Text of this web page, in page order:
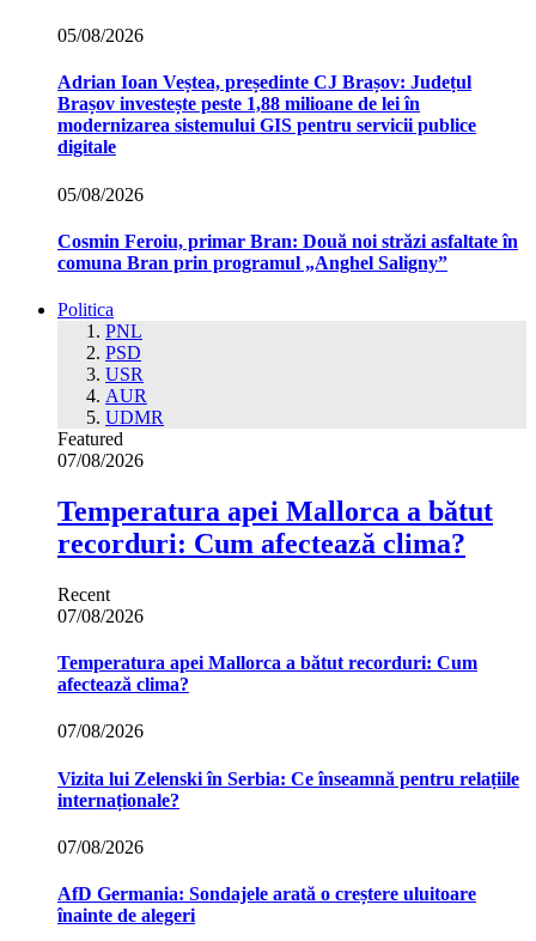
05/08/2026
Adrian Ioan Veștea, președinte CJ Brașov: Județul
Brașov investește peste 1,88 milioane de lei în
modernizarea sistemului GIS pentru servicii publice
digitale
05/08/2026
Cosmin Feroiu, primar Bran: Două noi străzi asfaltate în
comuna Bran prin programul „Anghel Saligny”
Politica
PNL
PSD
USR
AUR
UDMR
Featured
07/08/2026
Temperatura apei Mallorca a bătut
recorduri: Cum afectează clima?
Recent
07/08/2026
Temperatura apei Mallorca a bătut recorduri: Cum
afectează clima?
07/08/2026
Vizita lui Zelenski în Serbia: Ce înseamnă pentru relațiile
internaționale?
07/08/2026
AfD Germania: Sondajele arată o creștere uluitoare
înainte de alegeri